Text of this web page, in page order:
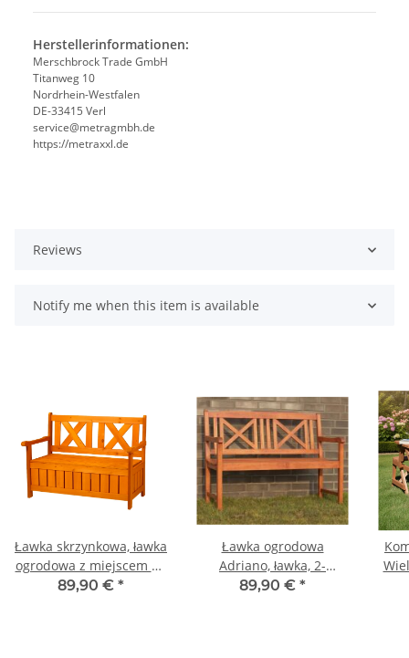
Herstellerinformationen:
Merschbrock Trade GmbH
Titanweg 10
Nordrhein-Westfalen
DE-33415 Verl
service@metragmbh.de
https://metraxxl.de
Reviews
Notify me when this item is available
Ławka skrzynkowa, ławka
ogrodowa z miejscem do
przechowywania
89,90 € *
Ławka ogrodowa
Adriano, ławka, 2-
osobowa
89,90 € *